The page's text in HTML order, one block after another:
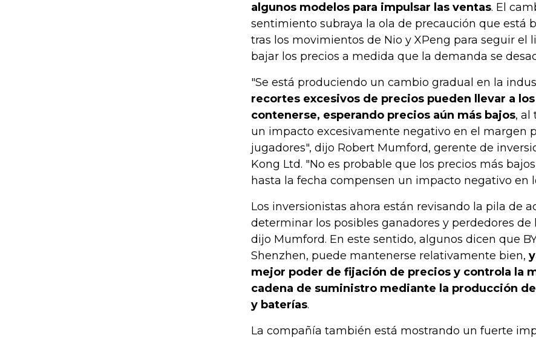
algunos modelos para impulsar las ventas. El
sentimiento subraya la ola de precaución que está
tras los movimientos de Nio y XPeng para seguir el
bajar los precios a medida que la demanda se
"Se está produciendo un cambio gradual en la
recortes excesivos de precios pueden llevar a
contenerse, esperando precios aún más bajos, al
un impacto excesivamente negativo en el margen
jugadores", dijo Robert Mumford, gerente de
Kong Ltd. "No es probable que los precios más
hasta la fecha compensen un impacto negativo en
Los inversionistas ahora están revisando la pila de
determinar los posibles ganadores y perdedores de
dijo Mumford. En este sentido, algunos dicen que
Shenzhen, puede mantenerse relativamente bien,
mejor poder de fijación de precios y controla la
cadena de suministro mediante la producción
y baterías.
La compañía también está mostrando un fuerte